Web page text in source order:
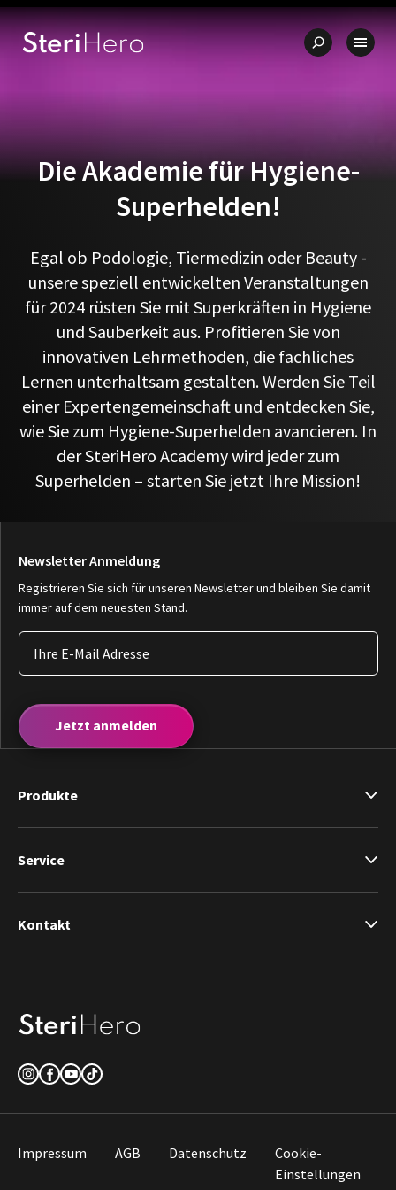
🇩🇪 Qualität – Made in Germany✨ Einzigartiges Preis-
Die Akademie für Hygiene-
Superhelden!
Egal ob Podologie, Tiermedizin oder Beauty -
unsere speziell entwickelten Veranstaltungen
für 2024 rüsten Sie mit Superkräften in Hygiene
und Sauberkeit aus. Profitieren Sie von
innovativen Lehrmethoden, die fachliches
Lernen unterhaltsam gestalten. Werden Sie Teil
einer Expertengemeinschaft und entdecken Sie,
wie Sie zum Hygiene-Superhelden avancieren. In
der SteriHero Academy wird jeder zum
Superhelden – starten Sie jetzt Ihre Mission!
Newsletter Anmeldung
Registrieren Sie sich für unseren Newsletter und bleiben Sie damit
immer auf dem neuesten Stand.
Jetzt anmelden
Produkte
Service
Kontakt
Impressum AGB Datenschutz
Cookie-
Einstellungen